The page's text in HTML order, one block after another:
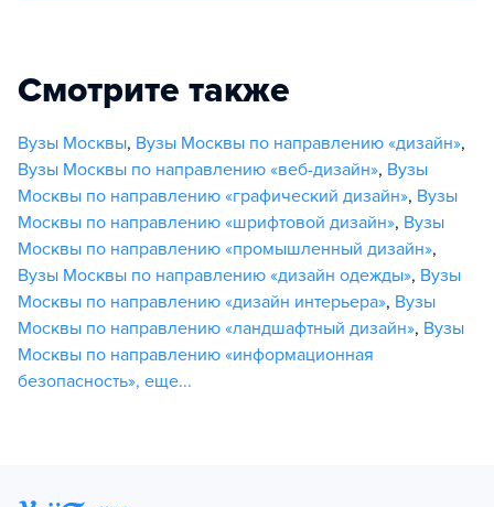
Смотрите также
Вузы Москвы, Вузы Москвы по направлению «дизайн»,
Вузы Москвы по направлению «веб-дизайн», Вузы
Москвы по направлению «графический дизайн», Вузы
Москвы по направлению «шрифтовой дизайн», Вузы
Москвы по направлению «промышленный дизайн»,
Вузы Москвы по направлению «дизайн одежды», Вузы
Москвы по направлению «дизайн интерьера», Вузы
Москвы по направлению «ландшафтный дизайн», Вузы
Москвы по направлению «информационная
безопасность», еще...